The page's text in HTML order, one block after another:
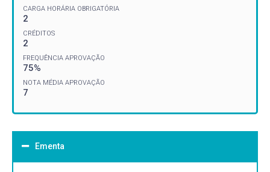
CARGA HORÁRIA OBRIGATÓRIA
2
CRÉDITOS
2
FREQUÊNCIA APROVAÇÃO
75%
NOTA MÉDIA APROVAÇÃO
7
Ementa